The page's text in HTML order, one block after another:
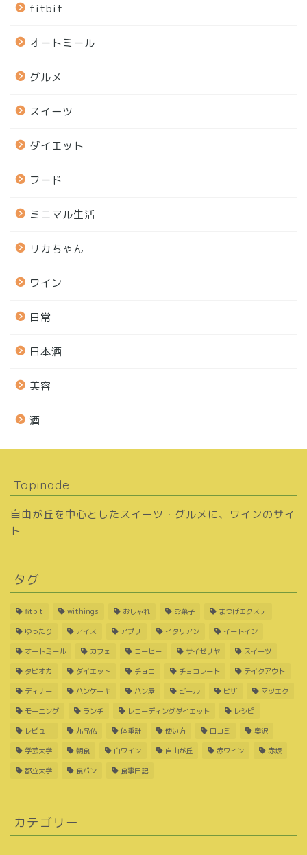
fitbit
オートミール
グルメ
スイーツ
ダイエット
フード
ミニマル生活
リカちゃん
ワイン
日常
日本酒
美容
酒
Topinade
自由が丘を中心としたスイーツ・グルメに、ワインのサイ
ト
タグ
fitbit withings おしゃれ お菓子 まつげエクステ
ゆったり アイス アプリ イタリアン イートイン
オートミール カフェ コーヒー サイゼリヤ スイーツ
タピオカ ダイエット チョコ チョコレート テイクアウト
ディナー パンケーキ パン屋 ビール ピザ マツエク
モーニング ランチ レコーディングダイエット レシピ
レビュー 九品仏 体重計 使い方 口コミ 奥沢
学芸大学 朝食 白ワイン 自由が丘 赤ワイン 赤坂
都立大学 食パン 食事日記
カテゴリー